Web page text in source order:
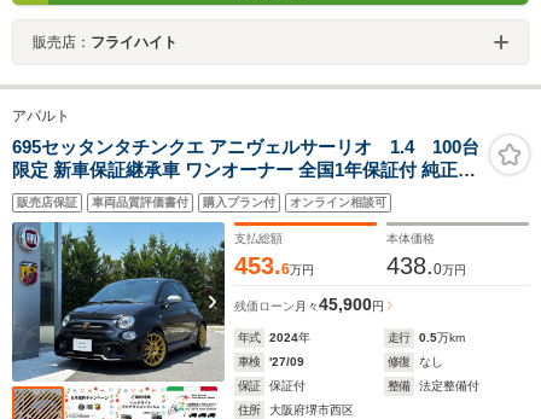
販売店： フライハイト
アバルト
695セッタンタチンクエ アニヴェルサーリオ 1.4 100台
限定 新車保証継承車 ワンオーナー 全国1年保証付 純正ド
ラレコ前後 ETC bremboキャリパー Sabeltシート beats
オーディオ ゴールドデカール 17inAW CarPlay/Android
Auto Bluetooth 記録簿付 スペア―有
販売店保証 車両品質評価書付 購入プラン付 オンライン相談可
支払総額
453.6万円
本体価格
438.0万円
残価ローン 月々45,900円
年式 2024年 走行 0.5万km
車検
'27/09 修復
なし
保証
保証付 整備
法定整備付
住所
大阪府堺市西区